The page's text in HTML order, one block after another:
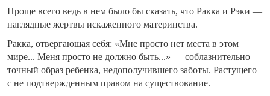
Проще всего ведь в нем было бы сказать, что Ракка и Рэки —
наглядные жертвы искаженного материнства.
Ракка, отвергающая себя: «Мне просто нет места в этом
мире... Меня просто не должно быть...» — соблазнительно
точный образ ребенка, недополучившего заботы. Растущего
с не подтвержденным правом на существование.